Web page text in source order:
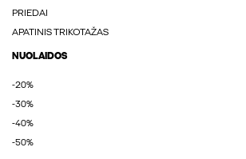
PRIEDAI
APATINIS TRIKOTAŽAS
NUOLAIDOS
-20%
-30%
-40%
-50%